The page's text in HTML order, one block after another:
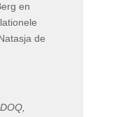
en
de